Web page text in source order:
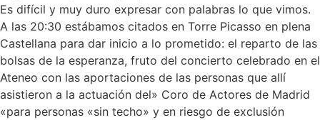
Es difícil y muy duro expresar con palabras lo que vimos.
A las 20:30 estábamos citados en Torre Picasso en plena
Castellana para dar inicio a lo prometido: el reparto de las
bolsas de la esperanza, fruto del concierto celebrado en el
Ateneo con las aportaciones de las personas que allí
asistieron a la actuación del» Coro de Actores de Madrid
«para personas «sin techo» y en riesgo de exclusión